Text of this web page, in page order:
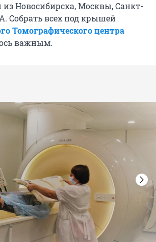
Новосибирска, Москвы, Санкт-
Собрать всех под крышей
Томографического центра
важным.